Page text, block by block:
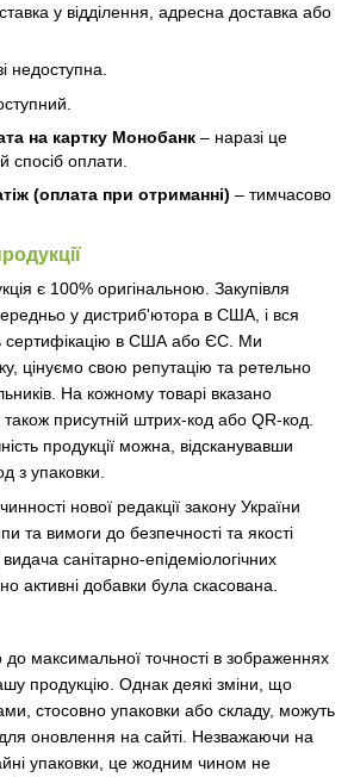
у відділення, адресна доставка або
недоступна.
на картку Монобанк – наразі це
спосіб оплати.
(оплата при отриманні) – тимчасово
є 100% оригінальною. Закупівля
у дистриб'ютора в США, і вся
сертифікацію в США або ЄС. Ми
цінуємо свою репутацію та ретельно
На кожному товарі вказано
присутній штрих-код або QR-код.
продукції можна, відсканувавши
з упаковки.
нової редакції закону України
та вимоги до безпечності та якості
санітарно-епідеміологічних
активні добавки була скасована.
максимальної точності в зображеннях
продукцію. Однак деякі зміни, що
стосовно упаковки або складу, можуть
оновлення на сайті. Незважаючи на
упаковки, це жодним чином не